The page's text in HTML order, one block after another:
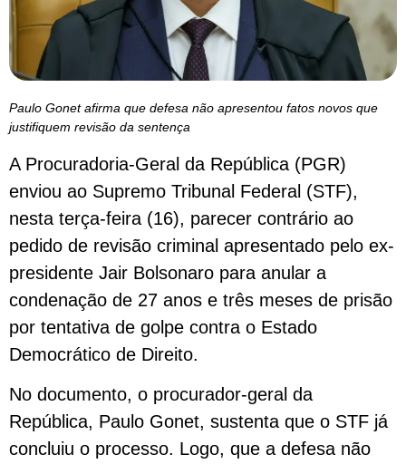
Paulo Gonet afirma que defesa não apresentou fatos novos que
justifiquem revisão da sentença
A Procuradoria-Geral da República (PGR)
enviou ao Supremo Tribunal Federal (STF),
nesta terça-feira (16), parecer contrário ao
pedido de revisão criminal apresentado pelo ex-
presidente Jair Bolsonaro para anular a
condenação de 27 anos e três meses de prisão
por tentativa de golpe contra o Estado
Democrático de Direito.
No documento, o procurador-geral da
República, Paulo Gonet, sustenta que o STF já
concluiu o processo. Logo, que a defesa não